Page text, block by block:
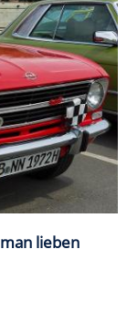
lieben